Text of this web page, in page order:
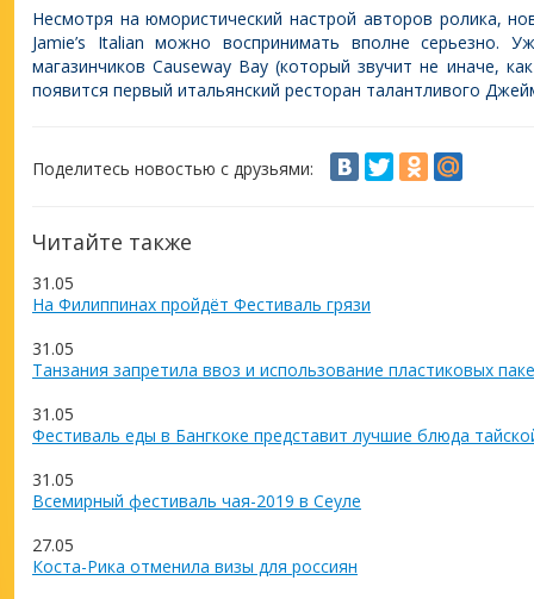
Несмотря на юмористический настрой авторов ролика,
Jamie’s Italian можно воспринимать вполне серьезно.
магазинчиков Causeway Bay (который звучит не иначе,
появится первый итальянский ресторан талантливого
Поделитесь новостью с друзьями:
Читайте также
31.05
На Филиппинах пройдёт Фестиваль грязи
31.05
Танзания запретила ввоз и использование пластиковых
31.05
Фестиваль еды в Бангкоке представит лучшие блюда
31.05
Всемирный фестиваль чая-2019 в Сеуле
27.05
Коста-Рика отменила визы для россиян